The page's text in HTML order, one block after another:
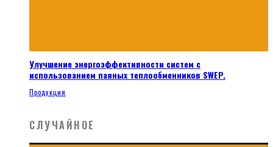
Улучшение энергоэффективности систем с
использованием паяных теплообменников SWEP.
Продукция
СЛУЧАЙНОЕ